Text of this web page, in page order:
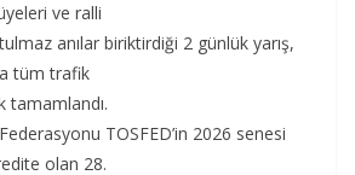
ve ralli
anılar biriktirdiği 2 günlük yarış,
tüm trafik
tamamlandı.
TOSFED’in 2026 senesi
olan 28.